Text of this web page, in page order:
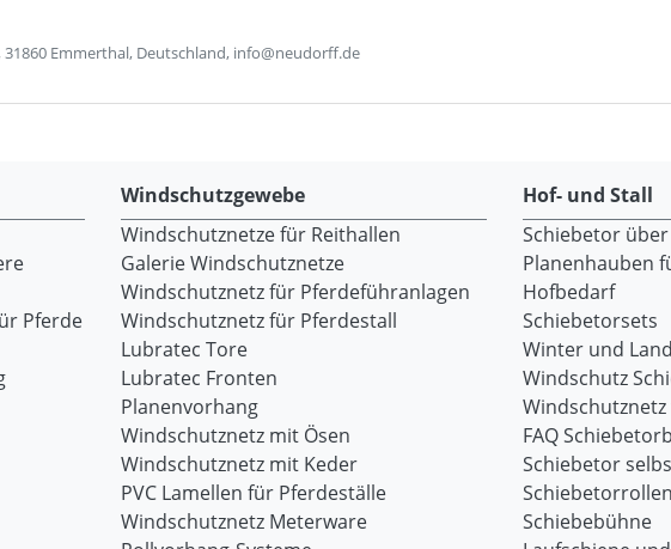
Emmerthal, Deutschland, info@neudorff.de
Pferde
Windschutzgewebe
Windschutznetze für Reithallen
Galerie Windschutznetze
Windschutznetz für Pferdeführanlagen
Windschutznetz für Pferdestall
Lubratec Tore
Lubratec Fronten
Planenvorhang
Windschutznetz mit Ösen
Windschutznetz mit Keder
PVC Lamellen für Pferdeställe
Windschutznetz Meterware
Hof- und Stall
Schiebetor
Planenhauben
Hofbedarf
Schiebetorsets
Winter und
Windschutz
FAQ
Schiebetor
Schiebetorrollen
Schiebebühne